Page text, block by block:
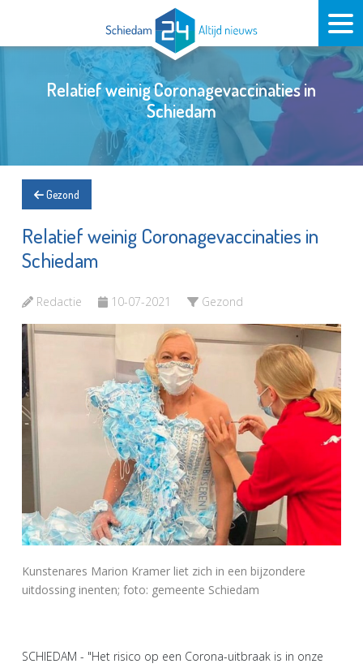
Relatief weinig Coronagevaccinaties in
Schiedam
Gezond
Relatief weinig Coronagevaccinaties in
Schiedam
Redactie 10-07-2021 Gezond
Kunstenares Marion Kramer liet zich in een bijzondere
uitdossing inenten; foto: gemeente Schiedam
SCHIEDAM - "Het risico op een Corona-uitbraak is in onze